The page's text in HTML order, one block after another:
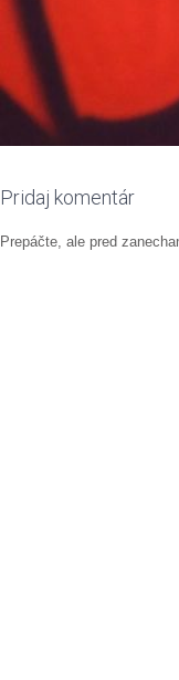
Pridaj komentár
Prepáčte, ale pred